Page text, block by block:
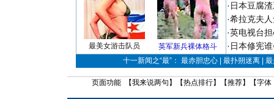
最美女游击队员 英军新兵裸体格斗
· 日本豆腐
·希拉克夫
·英电视台
· 日本修宪
十一新闻之“最”： 最赤胆忠心 | 最扑朔迷离 |
页面功能 【我来说两句 】【热点排行】【推荐】【字体